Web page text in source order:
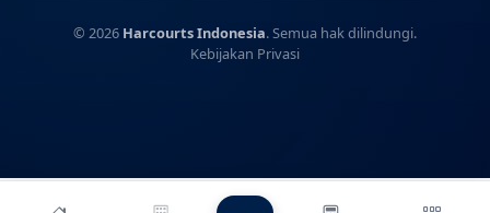
© 2026 Harcourts Indonesia. Semua hak dilindungi.
Kebijakan Privasi